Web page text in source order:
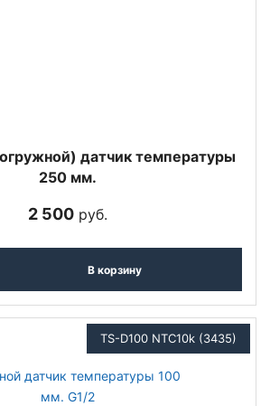
датчик температуры
250 мм.
2 500 руб.
В корзину
TS-D100 NTC10k (3435)